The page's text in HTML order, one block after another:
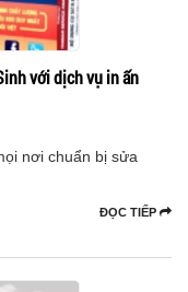
với dịch vụ in ấn
nơi chuẩn bị sửa
ĐỌC TIẾP